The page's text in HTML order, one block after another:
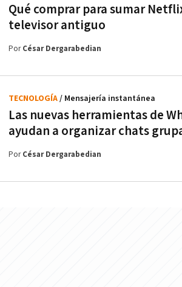
Qué comprar para sumar
televisor antiguo
PorCésar Dergarabedian
Las nuevas herramientas de
ayudan a organizar chats
TECNOLOGÍA/ Mensajería instantánea
PorCésar Dergarabedian